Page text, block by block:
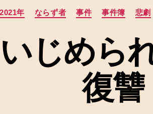
カ
テ
リ
ー
2021年 ならず者 事件 事件簿 悲劇
じめら
復讐